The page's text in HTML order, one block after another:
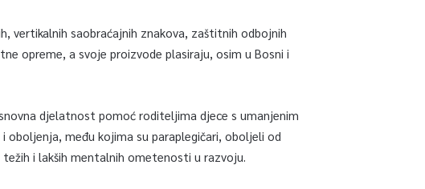
vertikalnih saobraćajnih znakova, zaštitnih odbojnih
opreme, a svoje proizvode plasiraju, osim u Bosni i
djelatnost pomoć roditeljima djece s umanjenim
među kojima su paraplegičari, oboljeli od
i lakših mentalnih ometenosti u razvoju.